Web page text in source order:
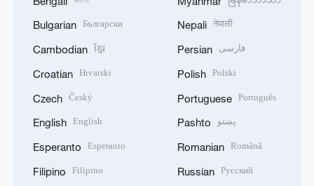
Bulgarian Български
Cambodian ខ្មែរ
Croatian Hrvatski
Czech Český
English English
Esperanto Esperanto
Filipino Filipino
Nepali नेपाली
Persian فارسی
Polish Polski
Portuguese Português
Pashto پښتو
Romanian Română
Russian Русский